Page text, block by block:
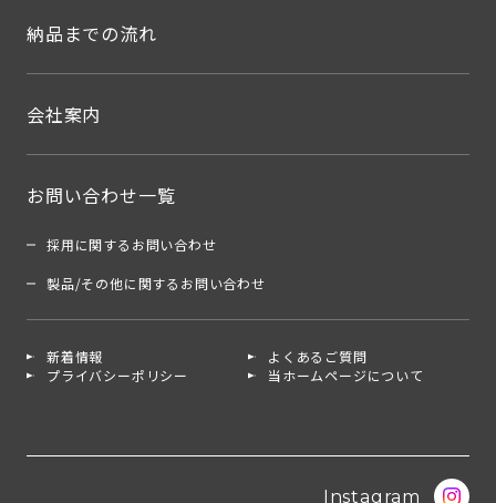
納品までの流れ
会社案内
お問い合わせ一覧
採用に関するお問い合わせ
製品/その他に関するお問い合わせ
新着情報
よくあるご質問
プライバシーポリシー
当ホームページについて
Instagram